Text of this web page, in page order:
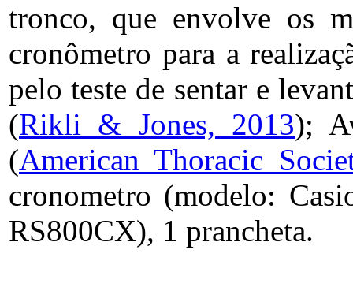
tronco, que envolve os
cronômetro para a
pelo teste de sentar e
(Rikli & Jones, 2013);
(American Thoracic
cronometro (modelo:
RS800CX), 1 prancheta.